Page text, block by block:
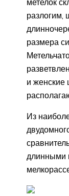
метелок
размера
и женские
Из
длинными